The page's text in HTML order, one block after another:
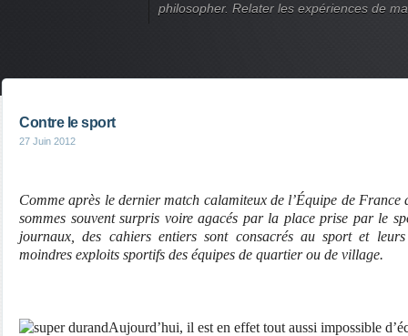
philosopher. Relater les expériences de
Contre le sport
27 Juin 2012
Comme après le dernier match calamiteux de l’Équipe de France
sommes souvent surpris voire agacés par la place prise par le
journaux, des cahiers entiers sont consacrés au sport et
moindres exploits sportifs des équipes de quartier ou de village.
Aujourd’hui, il est en effet tout aussi impossible